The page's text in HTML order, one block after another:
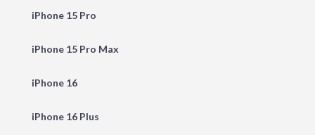
iPhone 15 Pro
iPhone 15 Pro Max
iPhone 16
iPhone 16 Plus